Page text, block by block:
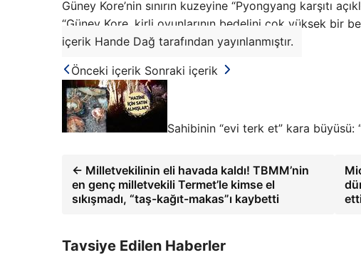
Güney Kore’nin sınırın kuzeyine “Pyongyang karşıtı
“Güney Kore, kirli oyunlarının bedelini çok yüksek bir
içerik Hande Dağ tarafından yayınlanmıştır.
Önceki içerik Sonraki içerik
Sahibinin “evi terk et” kara büyüsü:
← Milletvekilinin eli havada kaldı! TBMM’nin
en genç milletvekili Termet’le kimse el
sıkışmadı, “taş-kağıt-makas”ı kaybetti
Tavsiye Edilen Haberler